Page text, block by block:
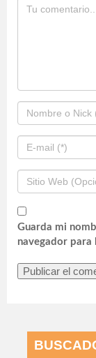
Guarda mi
navegador para